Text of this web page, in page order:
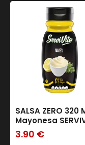
SALSA ZERO 320
Mayonesa
3.90 €